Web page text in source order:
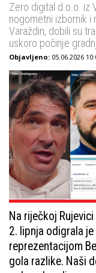
Zero digital d.o.o. iz
nogometni izbornik i
Varaždin, dobili su
uskoro počinje
Objavljeno: 05.06.2026
Na riječkoj
2. lipnja odigrala
reprezentacijom
gola razlike. Naši